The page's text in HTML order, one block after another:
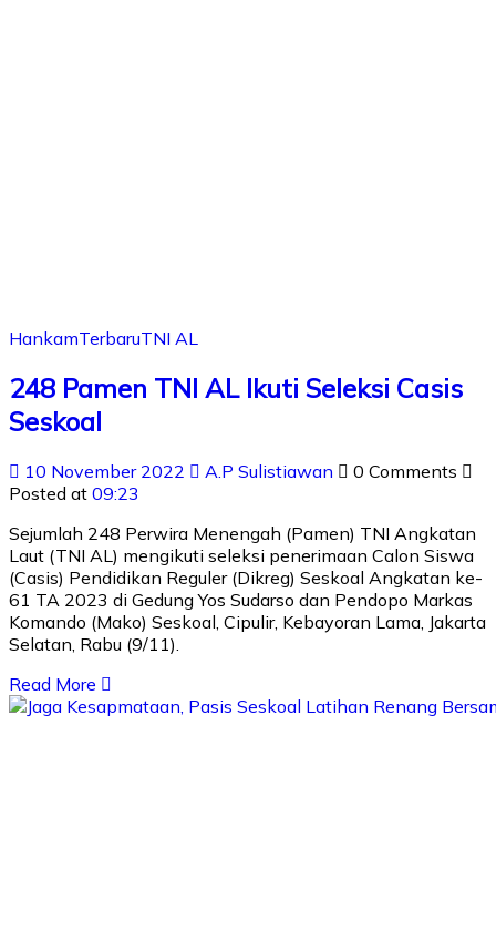
HankamTerbaruTNI AL
248 Pamen TNI AL Ikuti Seleksi Casis
Seskoal
10 November 2022 A.P Sulistiawan
0 Comments
Posted at 09:23
Sejumlah 248 Perwira Menengah (Pamen) TNI Angkatan
Laut (TNI AL) mengikuti seleksi penerimaan Calon Siswa
(Casis) Pendidikan Reguler (Dikreg) Seskoal Angkatan ke-
61 TA 2023 di Gedung Yos Sudarso dan Pendopo Markas
Komando (Mako) Seskoal, Cipulir, Kebayoran Lama, Jakarta
Selatan, Rabu (9/11).
Read More